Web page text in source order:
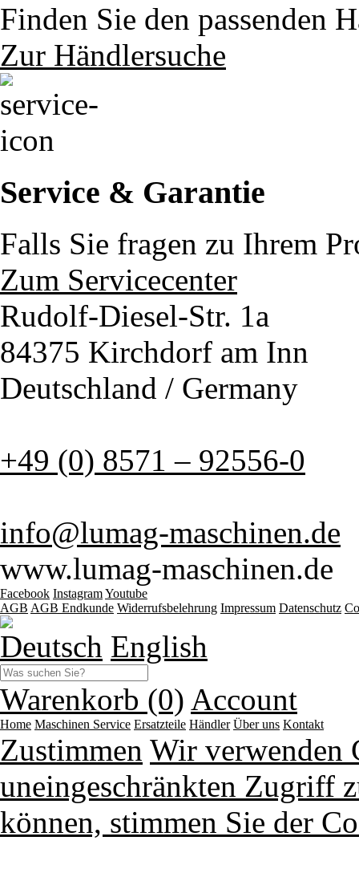
Finden Sie den passenden
Zur Händlersuche
Service & Garantie
Falls Sie fragen zu Ihrem
Zum Servicecenter
Rudolf-Diesel-Str. 1a
84375 Kirchdorf am Inn
Deutschland / Germany
+49 (0) 8571 – 92556-0
info@lumag-maschinen.de
www.lumag-maschinen.de
Facebook InstagramYoutube
AGB AGB Endkunde Widerrufsbelehrung Impressum Datenschutz
Deutsch English
Warenkorb (0) Account
Home Maschinen Service Ersatzteile Händler Über uns Kontakt
Zustimmen Wir verwenden
uneingeschränkten Zugriff
können, stimmen Sie der